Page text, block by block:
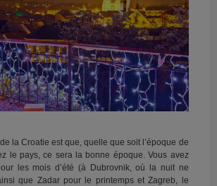
la Croatie est que, quelle que soit l’époque de
le pays, ce sera la bonne époque. Vous avez
les mois d’été (à Dubrovnik, où la nuit ne
que Zadar pour le printemps et Zagreb, le